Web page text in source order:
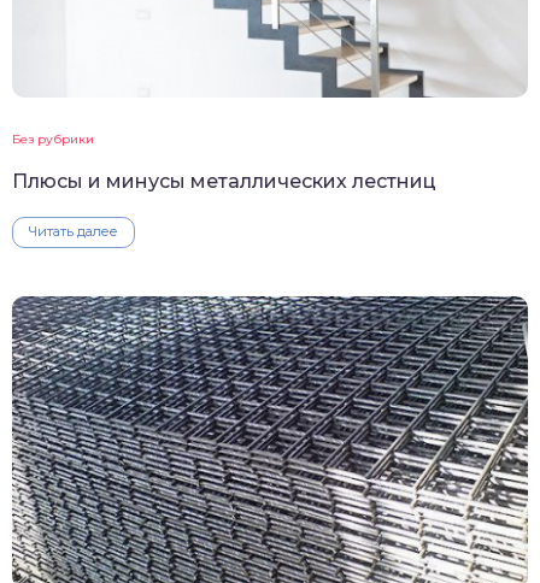
Без рубрики
Плюсы и минусы металлических лестниц
Читать далее